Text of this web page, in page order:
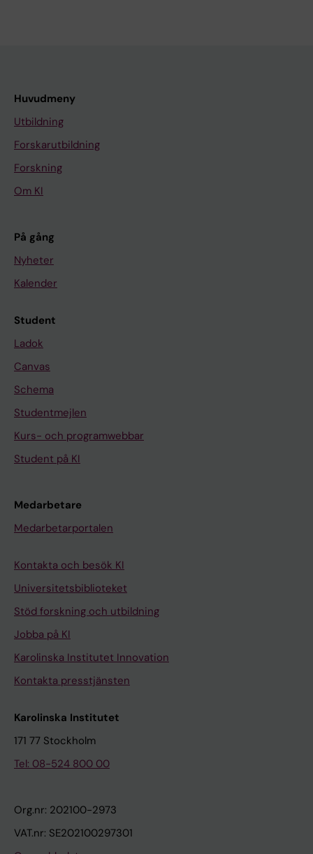
Huvudmeny
Utbildning
Forskarutbildning
Forskning
Om KI
På gång
Nyheter
Kalender
Student
Ladok
Canvas
Schema
Studentmejlen
Kurs- och programwebbar
Student på KI
Medarbetare
Medarbetarportalen
Kontakta och besök KI
Universitetsbiblioteket
Stöd forskning och utbildning
Jobba på KI
Karolinska Institutet Innovation
Kontakta presstjänsten
Karolinska Institutet
171 77 Stockholm
Tel: 08-524 800 00
Org.nr: 202100-2973
VAT.nr: SE202100297301